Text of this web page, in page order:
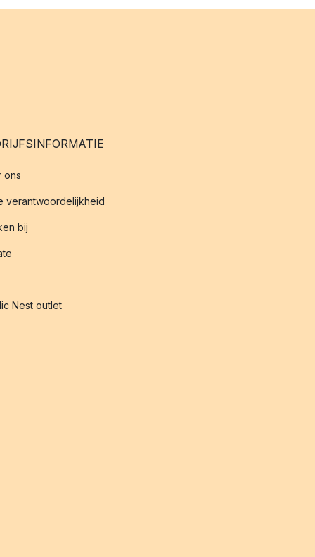
ons
verantwoordelijkheid
bij
Nest outlet